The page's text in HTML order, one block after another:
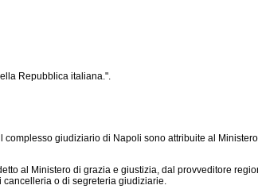
Repubblica italiana.".
giudiziario di Napoli sono attribuite al
al Ministero di grazia e giustizia, dal provveditore
o di segreteria giudiziarie.